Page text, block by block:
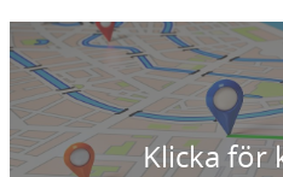
Klicka för